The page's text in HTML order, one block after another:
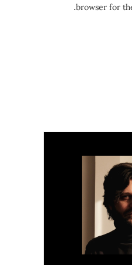
browser for